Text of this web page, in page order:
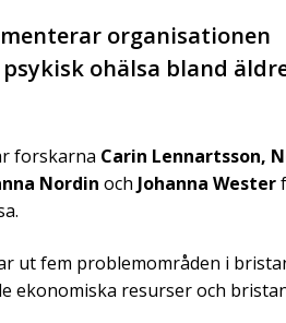
organisationen
ohälsa bland
forskarna Carin Lennartsson,
Nordin och Johanna Wester
ut fem problemområden i
ekonomiska resurser och